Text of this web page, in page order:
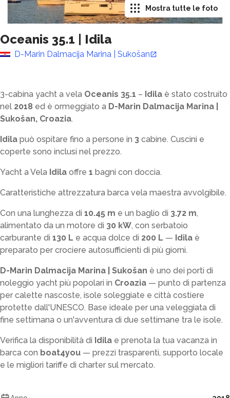
Oceanis 35.1 Idila
D-Marin Dalmacija Marina | Sukošan
Mostra tutte le foto
3-cabina yacht a vela Oceanis 35.1 – Idila è stato costruito
nel 2018 ed è ormeggiato a D-Marin Dalmacija Marina |
Sukošan, Croazia.
Idila può ospitare fino a persone in 3 cabine. Cuscini e
coperte sono inclusi nel prezzo.
Yacht a Vela Idila offre 1 bagni con doccia.
Caratteristiche attrezzatura barca vela maestra avvolgibile.
Con una lunghezza di 10.45 m e un baglio di 3.72 m,
alimentato da un motore di 30 kW, con serbatoio
carburante di 130 L e acqua dolce di 200 L — Idila è
preparato per crociere autosufficienti di più giorni.
D-Marin Dalmacija Marina | Sukošan è uno dei porti di
noleggio yacht più popolari in Croazia — punto di partenza
per calette nascoste, isole soleggiate e città costiere
protette dall'UNESCO. Base ideale per una veleggiata di
fine settimana o un'avventura di due settimane tra le isole.
Verifica la disponibilità di Idila e prenota la tua vacanza in
barca con boat4you — prezzi trasparenti, supporto locale
e le migliori tariffe di charter sul mercato.